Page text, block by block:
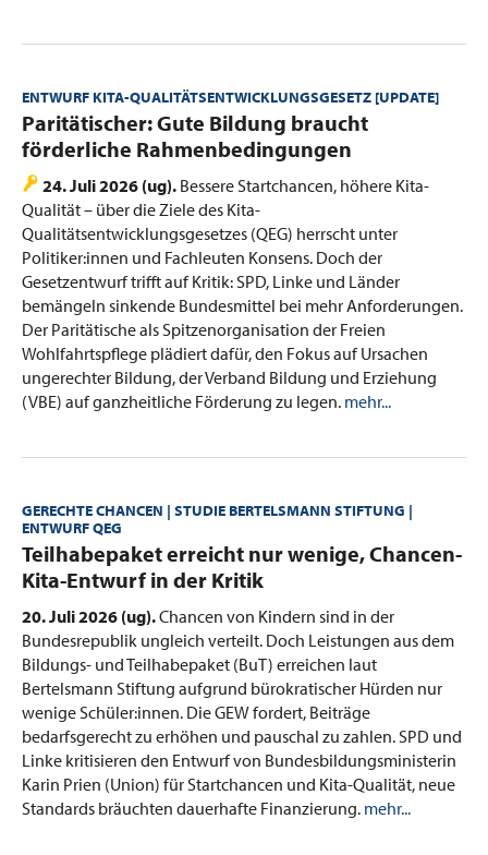
ENTWURF KITA-QUALITÄTSENTWICKLUNGSGESETZ [UPDATE]
:Paritätischer: Gute Bildung braucht
förderliche Rahmenbedingungen
24. Juli 2026 (ug). Bessere Startchancen, höhere Kita-
Qualität – über die Ziele des Kita-
Qualitätsentwicklungsgesetzes (QEG) herrscht unter
Politiker:innen und Fachleuten Konsens. Doch der
Gesetzentwurf trifft auf Kritik: SPD, Linke und Länder
bemängeln sinkende Bundesmittel bei mehr Anforderungen.
Der Paritätische als Spitzenorganisation der Freien
Wohlfahrtspflege plädiert dafür, den Fokus auf Ursachen
ungerechter Bildung, der Verband Bildung und Erziehung
(VBE) auf ganzheitliche Förderung zu legen. mehr...
GERECHTE CHANCEN | STUDIE BERTELSMANN STIFTUNG |
ENTWURF QEG
:Teilhabepaket erreicht nur wenige, Chancen-
Kita-Entwurf in der Kritik
20. Juli 2026 (ug).Chancen von Kindern sind in der
Bundesrepublik ungleich verteilt. Doch Leistungen aus dem
Bildungs- und Teilhabepaket (BuT) erreichen laut
Bertelsmann Stiftung aufgrund bürokratischer Hürden nur
wenige Schüler:innen. Die GEW fordert, Beiträge
bedarfsgerecht zu erhöhen und pauschal zu zahlen. SPD und
Linke kritisieren den Entwurf von Bundesbildungsministerin
Karin Prien (Union) für Startchancen und Kita-Qualität, neue
Standards bräuchten dauerhafte Finanzierung. mehr...